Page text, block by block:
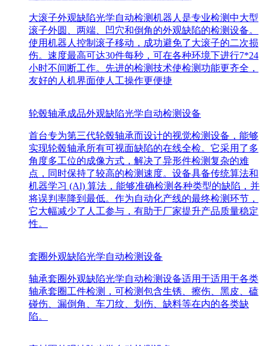
大滚子外观缺陷光学自动检测机器人是专业检测中大型
滚子外圆、两端、凹穴和倒角的外观缺陷的检测设备。
使用机器人控制滚子移动，成功避免了大滚子的二次损
伤。速度最高可达30件每秒，可在各种环境下进行7*24
小时不间断工作。先进的检测技术使检测功能更齐全，
友好的人机界面使人工操作更便捷
轮毂轴承成品外观缺陷光学自动检测设备
首台专为第三代轮毂轴承而设计的视觉检测设备，能够
实现轮毂轴承所有可视面缺陷的在线全检。它采用了多
角度多工位的成像方式，解决了异形件检测复杂的难
点，同时保持了较高的检测速度。设备具备传统算法和
机器学习 (Al) 算法，能够准确检测各种类型的缺陷，并
将误判率降到最低。作为自动化产线的最终检测环节，
它大幅减少了人工参与，有助于厂家提升产品质量稳定
性。
套圈外观缺陷光学自动检测设备
轴承套圈外观缺陷光学自动检测设备适用于适用于各类
轴承套圈工件检测，可检测包含生锈、擦伤、黑皮、磕
碰伤、漏倒角、车刀纹、划伤、缺料等在内的各类缺
陷。